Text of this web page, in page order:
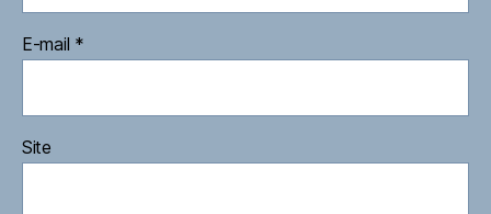
E-mail *
Site